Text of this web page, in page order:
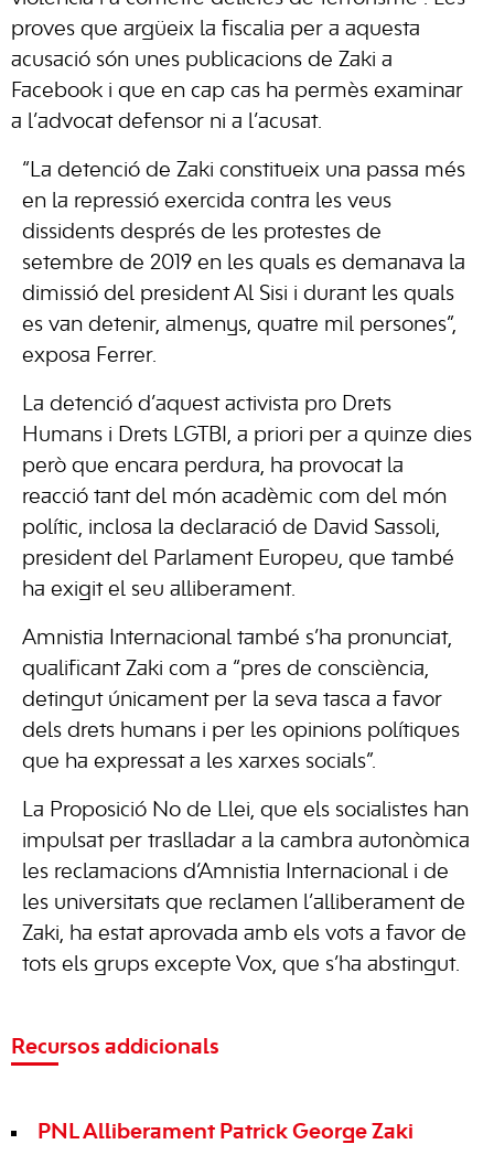
proves que argüeix la fiscalia per a aquesta
acusació són unes publicacions de Zaki a
Facebook i que en cap cas ha permès examinar
a l’advocat defensor ni a l’acusat.
“La detenció de Zaki constitueix una passa més
en la repressió exercida contra les veus
dissidents després de les protestes de
setembre de 2019 en les quals es demanava la
dimissió del president Al Sisi i durant les quals
es van detenir, almenys, quatre mil persones”,
exposa Ferrer.
La detenció d’aquest activista pro Drets
Humans i Drets LGTBI, a priori per a quinze dies
però que encara perdura, ha provocat la
reacció tant del món acadèmic com del món
polític, inclosa la declaració de David Sassoli,
president del Parlament Europeu, que també
ha exigit el seu alliberament.
Amnistia Internacional també s’ha pronunciat,
qualificant Zaki com a “pres de consciència,
detingut únicament per la seva tasca a favor
dels drets humans i per les opinions polítiques
que ha expressat a les xarxes socials”.
La Proposició No de Llei, que els socialistes han
impulsat per traslladar a la cambra autonòmica
les reclamacions d’Amnistia Internacional i de
les universitats que reclamen l’alliberament de
Zaki, ha estat aprovada amb els vots a favor de
tots els grups excepte Vox, que s’ha abstingut.
Recursos addicionals
PNL Alliberament Patrick George Zaki